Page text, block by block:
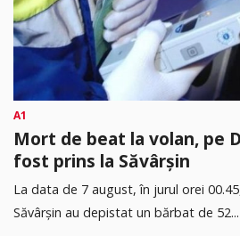
A1
Mort de beat la volan, pe
fost prins la Săvârșin
​La data de 7 august, în jurul orei
Săvârșin au depistat un bărbat de 52...